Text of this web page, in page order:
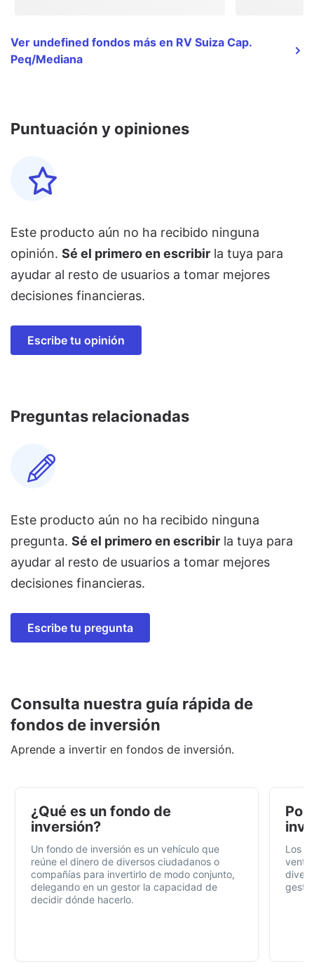
Ver undefined fondos más en RV Suiza Cap.
Peq/Mediana
Puntuación y opiniones
Este producto aún no ha recibido ninguna
opinión. Sé el primero en escribir la tuya para
ayudar al resto de usuarios a tomar mejores
decisiones financieras.
Escribe tu opinión
Preguntas relacionadas
Este producto aún no ha recibido ninguna
pregunta. Sé el primero en escribir la tuya para
ayudar al resto de usuarios a tomar mejores
decisiones financieras.
Escribe tu pregunta
Consulta nuestra guía rápida de
fondos de inversión
Aprende a invertir en fondos de inversión.
¿Qué es un fondo de
inversión?
Un fondo de inversión es un vehículo que
reúne el dinero de diversos ciudadanos o
compañías para invertirlo de modo conjunto,
delegando en un gestor la capacidad de
decidir dónde hacerlo.
Por
Los